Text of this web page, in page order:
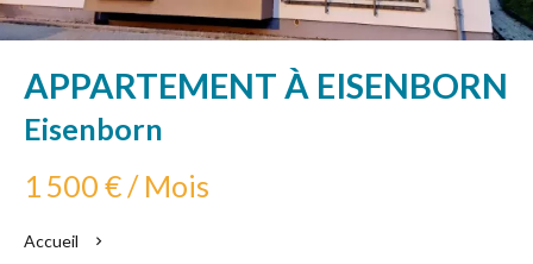
APPARTEMENT À EISENBORN
Eisenborn
1 500 € / Mois
Accueil